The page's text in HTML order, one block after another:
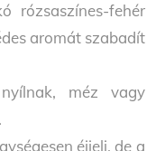
rózsaszínes-fehér
aromát szabadít
méz vagy
éjjeli, de a